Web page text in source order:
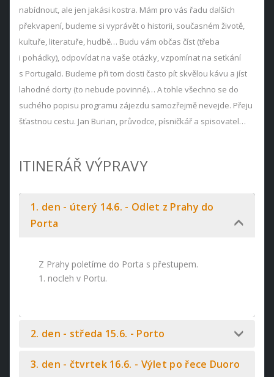
nabídnout, ale jen jakási kostra. Mám pro vás řadu dalších
překvapení, budeme si vyprávět o historii, současném životě,
kultuře, literatuře, hudbě… Budu vám občas číst (třeba
i pohádky), odpovídat na vaše otázky, vzpomínat na setkání
s Portugalci. Budeme při tom dosti často pít skvělou kávu a jíst
lahodné dorty (to nebude povinné)… A tohle všechno se do
suchého popisu programu zájezdu samozřejmě nevejde. Přeju
šťastnou cestu. Jan Burian, průvodce, písničkář a spisovatel…
ITINERÁŘ VÝPRAVY
1. den - úterý 14.6. - Odlet z Prahy do
Porta
Z Prahy poletíme do Porta s přestupem.
1. nocleh v Portu.
2. den - středa 15.6. - Porto
3. den - čtvrtek 16.6. - Výlet po řece Duoro